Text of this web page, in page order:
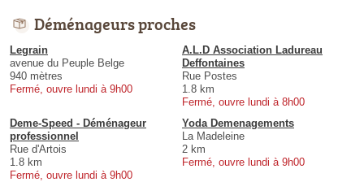
Déménageurs proches
Legrain
avenue du Peuple Belge
940 mètres
Fermé, ouvre lundi à 9h00
A.L.D Association Ladureau
Deffontaines
Rue Postes
1.8 km
Fermé, ouvre lundi à 8h00
Deme-Speed - Déménageur
professionnel
Rue d'Artois
1.8 km
Fermé, ouvre lundi à 9h00
Yoda Demenagements
La Madeleine
2 km
Fermé, ouvre lundi à 9h00